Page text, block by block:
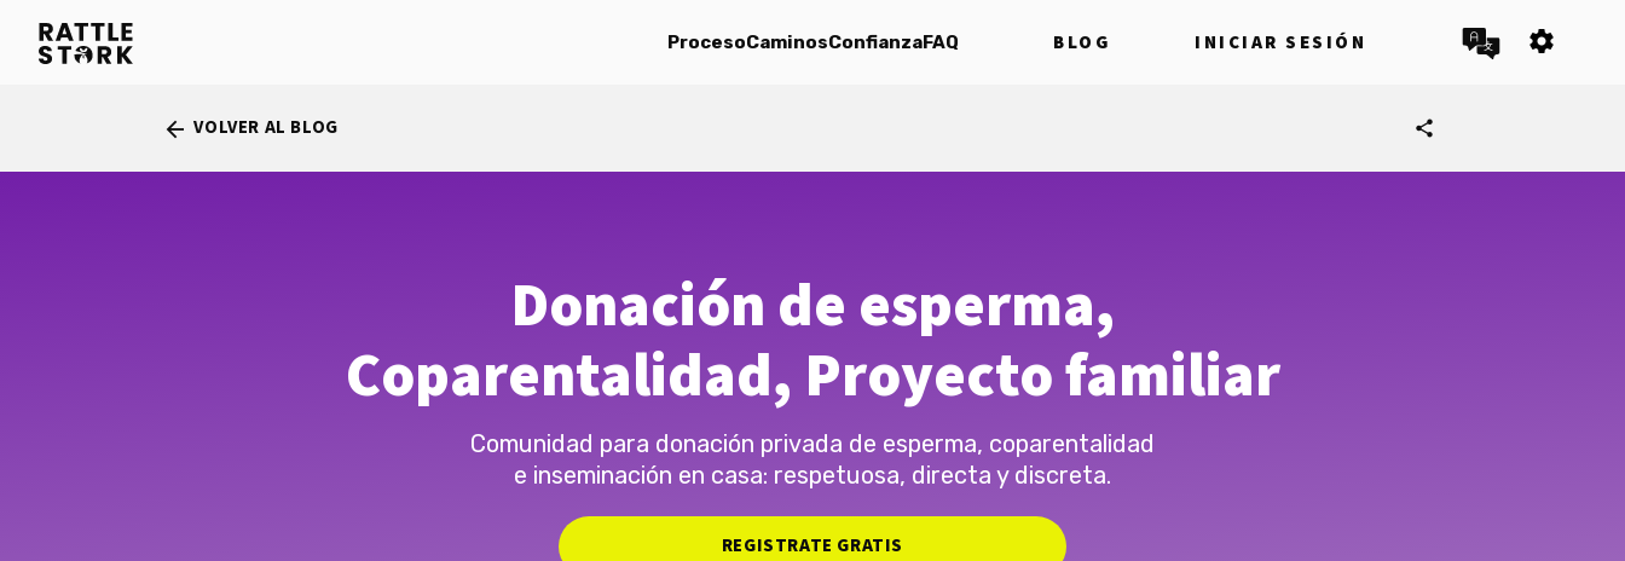
ProcesoCaminosConfianzaFAQ BLOG INICIAR SESIÓN settings
arrow_back VOLVER AL BLOG share
Donación de esperma,
Coparentalidad, Proyecto familiar
Comunidad para donación privada de esperma, coparentalidad
e inseminación en casa: respetuosa, directa y discreta.
REGISTRATE GRATIS